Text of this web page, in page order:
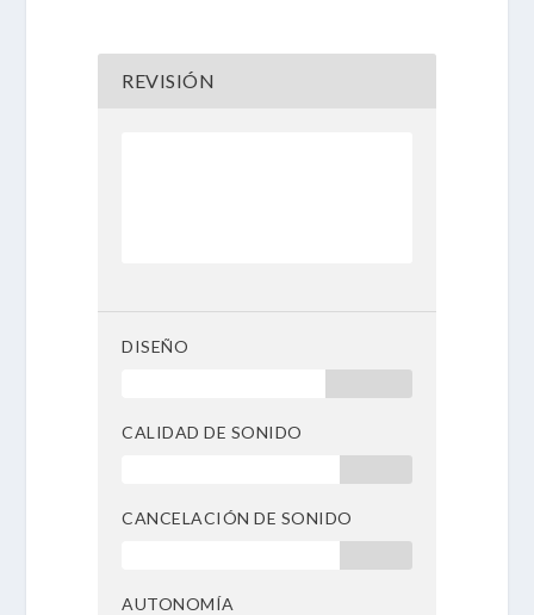
REVISIÓN
DISEÑO
CALIDAD DE SONIDO
CANCELACIÓN DE SONIDO
AUTONOMÍA